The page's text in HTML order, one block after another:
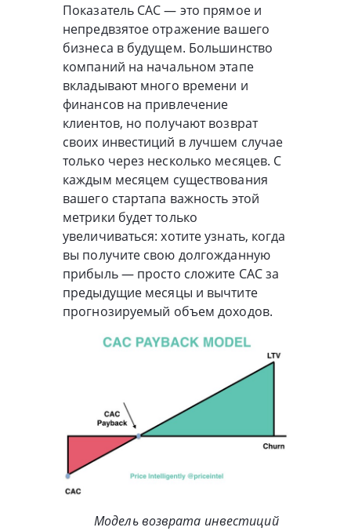
Показатель CAC — это прямое и
непредвзятое отражение вашего
бизнеса в будущем. Большинство
компаний на начальном этапе
вкладывают много времени и
финансов на привлечение
клиентов, но получают возврат
своих инвестиций в лучшем случае
только через несколько месяцев. С
каждым месяцем существования
вашего стартапа важность этой
метрики будет только
увеличиваться: хотите узнать, когда
вы получите свою долгожданную
прибыль — просто сложите CAC за
предыдущие месяцы и вычтите
прогнозируемый объем доходов.
Модель возврата инвестиций